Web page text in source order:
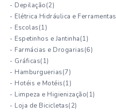
- Depilação(2)
- Elétrica Hidráulica e Ferramentas
- Escolas(1)
- Espetinhos e Jantinha(1)
- Farmácias e Drogarias(6)
- Gráficas(1)
- Hamburguerias(7)
- Hotéis e Motéis(1)
- Limpeza e Higienização(1)
- Loja de Bicicletas(2)